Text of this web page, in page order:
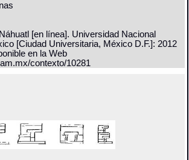
[en línea]. Universidad Nacional
[Ciudad Universitaria, México D.F.]: 2012
en la Web
contexto/10281